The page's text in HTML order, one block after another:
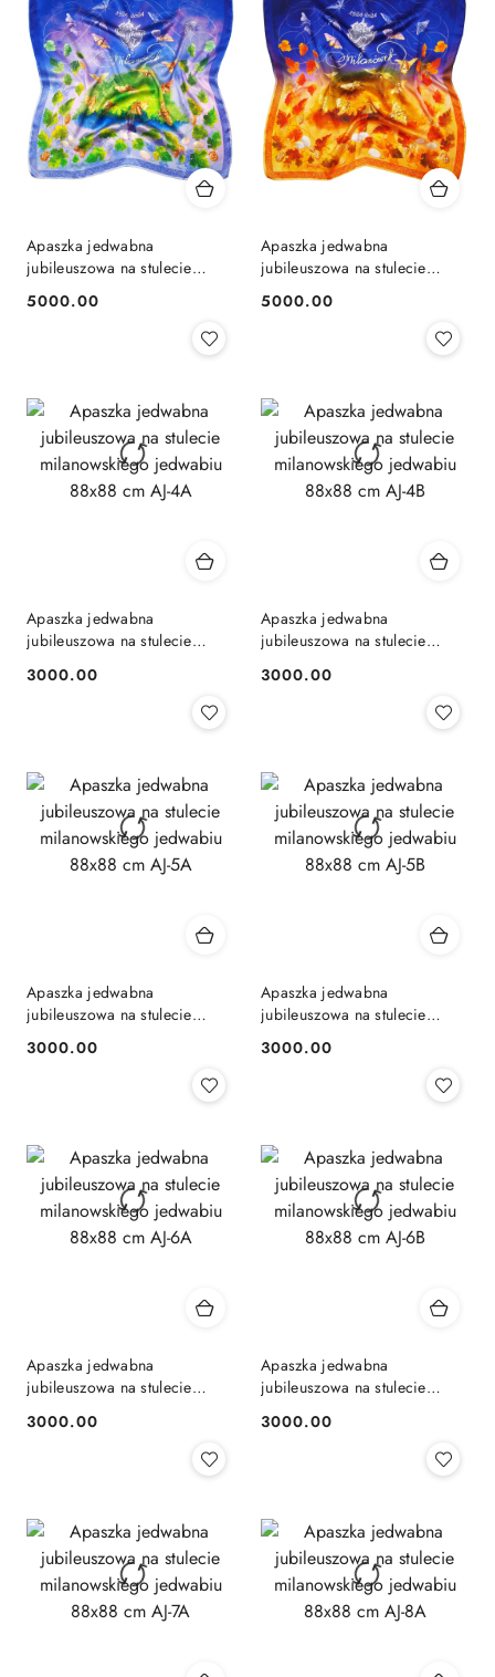
Apaszka jedwabna
jubileuszowa na stulecie
milanowskiego jedwabiu
88x88 cm AJ-3A
Cena:
5000.00
Apaszka jedwabna
jubileuszowa na stulecie
milanowskiego jedwabiu
88x88 cm AJ-3B
Cena:
5000.00
Apaszka jedwabna
jubileuszowa na stulecie
88x88 cm AJ-4A
Cena:
3000.00
Apaszka jedwabna
jubileuszowa na stulecie
88x88 cm AJ-4B
Cena:
3000.00
Apaszka jedwabna
jubileuszowa na stulecie
88x88 cm AJ-5A
Cena:
3000.00
Apaszka jedwabna
jubileuszowa na stulecie
88x88 cm AJ-5B
Cena:
3000.00
Apaszka jedwabna
jubileuszowa na stulecie
88x88 cm AJ-6A
Cena:
3000.00
Apaszka jedwabna
jubileuszowa na stulecie
88x88 cm AJ-6B
Cena:
3000.00